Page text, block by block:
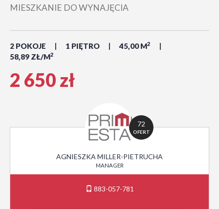
MIESZKANIE DO WYNAJĘCIA
2 POKOJE 1 PIĘTRO 45,00 M2
58,89 ZŁ/M2
2 650 zł
72
OFERT
AGNIESZKA MILLER-PIETRUCHA
MANAGER
883-057-781